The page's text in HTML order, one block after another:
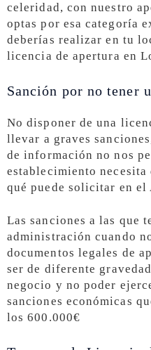
celeridad, con nuestro
optas por esa categoría
deberías realizar en tu
licencia de apertura en
Sanción por no tener
No disponer de una
llevar a graves
de información no nos
establecimiento
qué puede solicitar en el
Las sanciones a las que
administración cuando
documentos legales de
ser de diferente
negocio y no poder
sanciones económicas
los 600.000€